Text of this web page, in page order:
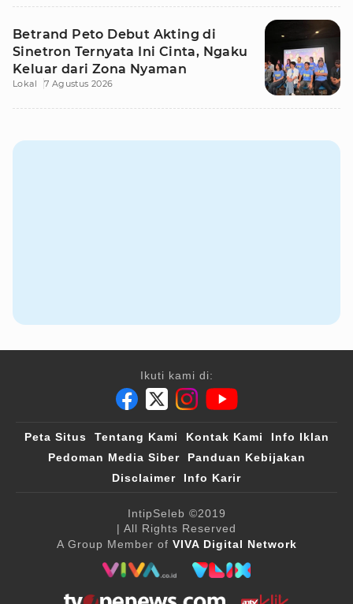
Betrand Peto Debut Akting di
Sinetron Ternyata Ini Cinta, Ngaku
Keluar dari Zona Nyaman
Lokal 7 Agustus 2026
Ikuti kami di:
Peta Situs Tentang Kami Kontak Kami
Info Iklan
Pedoman Media Siber
Panduan Kebijakan
Disclaimer
Info Karir
IntipSeleb ©2019
| All Rights Reserved
A Group Member of VIVA Digital Network